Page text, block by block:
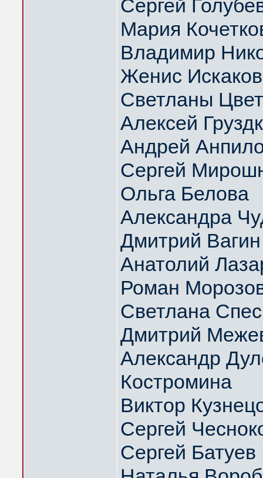
Сергей
Мария
Владимир
Женис
Светланы
Алексей
Андрей
Сергей
Ольга Белова
Александра
Дмитрий
Анатолий
Роман
Светлана
Дмитрий
Александр
Костромина
Виктор
Сергей
Сергей Батуев